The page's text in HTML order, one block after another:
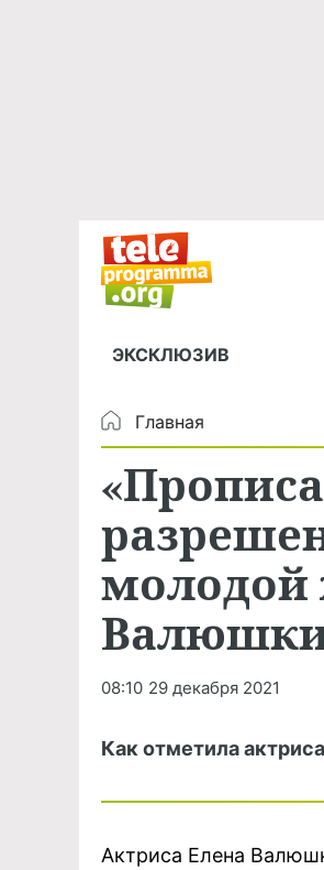
ЭКСКЛЮЗИВ
Главная
молодой
08:10 29 декабря 2021
Как отметила
Актриса Елена